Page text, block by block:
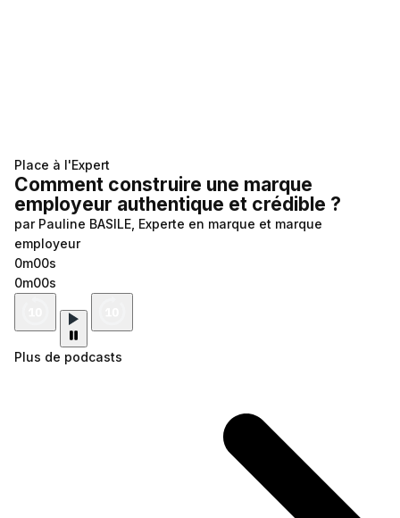
Place à l'Expert
Comment construire une marque
employeur authentique et crédible ?
par Pauline BASILE, Experte en marque et marque
employeur
0m00s
0m00s
Plus de podcasts